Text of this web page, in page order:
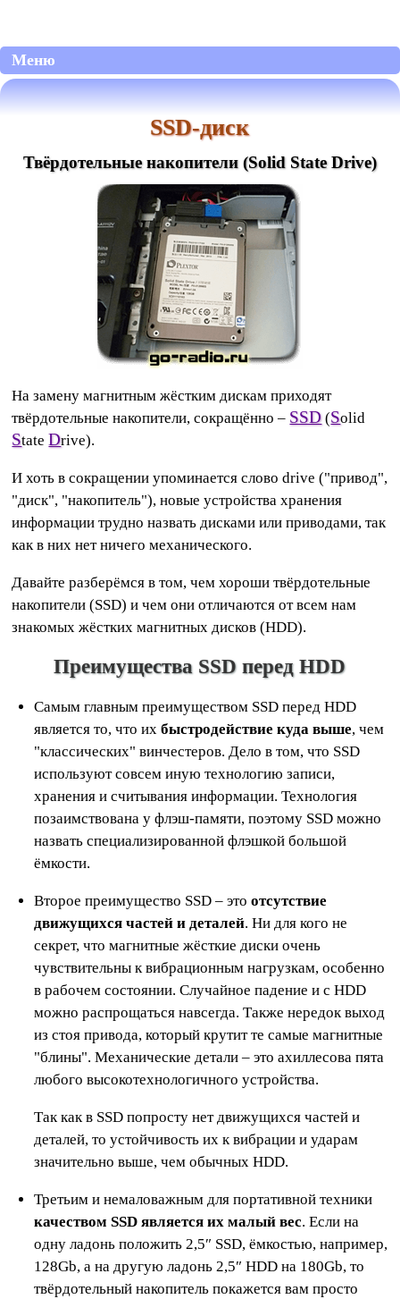
Меню
SSD-диск
Твёрдотельные накопители (Solid State Drive)
На замену магнитным жёстким дискам приходят
твёрдотельные накопители, сокращённо – SSD(Solid
StateDrive).
И хоть в сокращении упоминается слово drive ("привод",
"диск", "накопитель"), новые устройства хранения
информации трудно назвать дисками или приводами, так
как в них нет ничего механического.
Давайте разберёмся в том, чем хороши твёрдотельные
накопители (SSD) и чем они отличаются от всем нам
знакомых жёстких магнитных дисков (HDD).
Преимущества SSD перед HDD
Самым главным преимуществом SSD перед HDD
является то, что ихбыстродействие куда выше, чем
"классических" винчестеров. Дело в том, что SSD
используют совсем иную технологию записи,
хранения и считывания информации. Технология
позаимствована у флэш-памяти, поэтому SSD можно
назвать специализированной флэшкой большой
ёмкости.
Второе преимущество SSD – этоотсутствие
движущихся частей и деталей. Ни для кого не
секрет, что магнитные жёсткие диски очень
чувствительны к вибрационным нагрузкам, особенно
в рабочем состоянии. Случайное падение и с HDD
можно распрощаться навсегда. Также нередок выход
из стоя привода, который крутит те самые магнитные
"блины". Механические детали – это ахиллесова пята
любого высокотехнологичного устройства.
Так как в SSD попросту нет движущихся частей и
деталей, то устойчивость их к вибрации и ударам
значительно выше, чем обычных HDD.
Третьим и немаловажным для портативной техники
качеством SSD является их малый вес. Если на
одну ладонь положить 2,5″ SSD, ёмкостью, например,
128Gb, а на другую ладонь 2,5″ HDD на 180Gb, то
твёрдотельный накопитель покажется вам просто